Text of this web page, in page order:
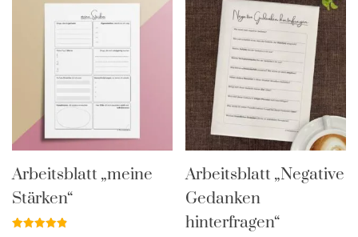
Arbeitsblatt „meine
Stärken“
Arbeitsblatt „Negative
Gedanken
hinterfragen“